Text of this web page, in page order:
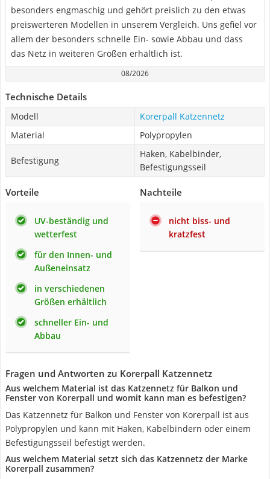
besonders engmaschig und gehört preislich zu den etwas
preiswerteren Modellen in unserem Vergleich. Uns gefiel vor
allem der besonders schnelle Ein- sowie Abbau und dass
das Netz in weiteren Größen erhältlich ist.
08/2026
Technische Details
Modell
Korerpall Katzennetz
Material
Polypropylen
Befestigung
Haken, Kabelbinder,
Befestigungsseil
Vorteile
UV-beständig und
wetterfest
für den Innen- und
Außeneinsatz
in verschiedenen
Größen erhältlich
schneller Ein- und
Abbau
Nachteile
nicht biss- und
kratzfest
Fragen und Antworten zu Korerpall Katzennetz
Aus welchem Material ist das Katzennetz für Balkon und
Fenster von Korerpall und womit kann man es befestigen?
Das Katzennetz für Balkon und Fenster von Korerpall ist aus
Polypropylen und kann mit Haken, Kabelbindern oder einem
Befestigungsseil befestigt werden.
Aus welchem Material setzt sich das Katzennetz der Marke
Korerpall zusammen?